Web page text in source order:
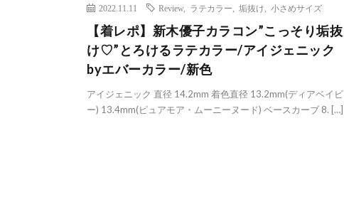
2022.11.11 Review, ラテカラー 垢抜け 小さめサイズ
【着レポ】新木優子カラコン”こっそり垢抜
け♡”とろけるラテカラー/アイジェニック
byエバーカラー/新色
アイジェニック 直径 14.2mm 着色直径 13.2mm(ディアベイビ
ー) 13.4mm(ピュアモア・ムーニーヌード) ベースカーブ 8. […]